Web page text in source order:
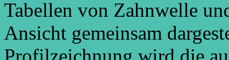
Tabellen von Zahnwelle
Ansicht gemeinsam
Profilzeichnung wird die